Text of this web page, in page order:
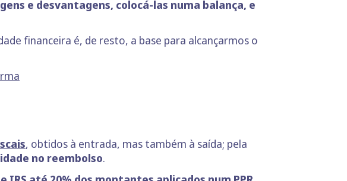
e desvantagens, colocá-las numa balança, e
financeira é, de resto, a base para alcançarmos o
, obtidos à entrada, mas também à saída; pela
no reembolso.